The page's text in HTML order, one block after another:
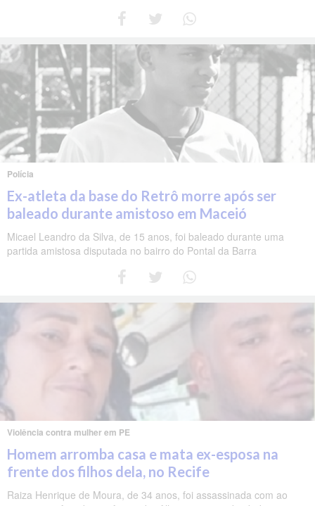
Polícia
Ex-atleta da base do Retrô morre após ser
baleado durante amistoso em Maceió
Micael Leandro da Silva, de 15 anos, foi baleado durante uma
partida amistosa disputada no bairro do Pontal da Barra
Violência contra mulher em PE
Homem arromba casa e mata ex-esposa na
frente dos filhos dela, no Recife
Raiza Henrique de Moura, de 34 anos, foi assassinada com ao